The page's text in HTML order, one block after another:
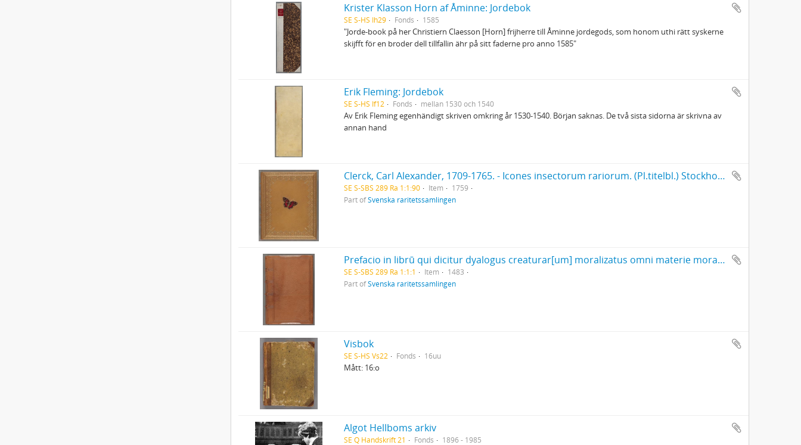
Krister Klasson Horn af Åminne: Jordebok
SE S-HS Ih29 Fonds 1585
"Jorde-book på her Christiern Claesson [Horn] frijherre till Åminne jordegods, som honom uthi rätt syskerne
skijfft för en broder dell tillfallin ähr på sitt faderne pro anno 1585"
Erik Fleming: Jordebok
SE S-HS If12 Fonds mellan 1530 och 1540
Av Erik Fleming egenhändigt skriven omkring år 1530-1540. Början saknas. De två sista sidorna är skrivna av
annan hand
Clerck, Carl Alexander, 1709-1765. - Icones insectorum rariorum. (Pl.titelbl.) Stockholm. 1-2. 1759-65. [Del 1], Caroli Clerck reg: soc: scient: Upsal: membr: Icones insectorum rariorum cum nominibus eorum trivialibus, locisqve e C: Linnæi ... Syst: nat: allegatis Holmiæ 1759.. - 1759
SE S-SBS 289 Ra 1:1:90 Item
1759
Part ofSvenska raritetssamlingen
Prefacio in librū qui dicitur dyalogus creaturar[um] moralizatus omni materie morali iocundo et edificatiuo modo applicabilis. - 1483
SE S-SBS 289 Ra 1:1:1 Item
1483
Part ofSvenska raritetssamlingen
Visbok
SE S-HS Vs22 Fonds 16uu
Mått: 16:o
Algot Hellboms arkiv
SE Q Handskrift 21 Fonds 1896 - 1985